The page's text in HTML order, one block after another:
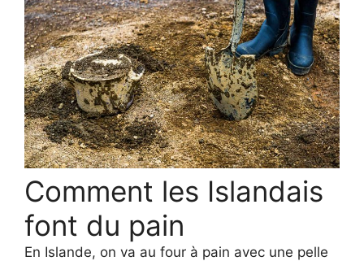
Comment les Islandais
font du pain
En Islande, on va au four à pain avec une pelle